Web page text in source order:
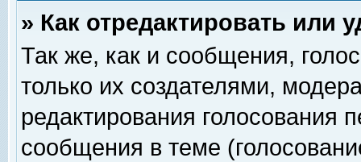
» Как отредактировать или
Так же, как и сообщения,
только их создателями,
редактирования голосования
сообщения в теме